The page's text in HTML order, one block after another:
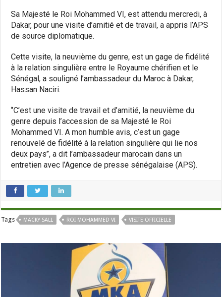
Sa Majesté le Roi Mohammed VI, est attendu mercredi, à
Dakar, pour une visite d’amitié et de travail, a appris l’APS
de source diplomatique.
Cette visite, la neuvième du genre, est un gage de fidélité
à la relation singulière entre le Royaume chérifien et le
Sénégal, a souligné l’ambassadeur du Maroc à Dakar,
Hassan Naciri.
‘’C’est une visite de travail et d’amitié, la neuvième du
genre depuis l’accession de sa Majesté le Roi
Mohammed VI. A mon humble avis, c’est un gage
renouvelé de fidélité à la relation singulière qui lie nos
deux pays’’, a dit l’ambassadeur marocain dans un
entretien avec l’Agence de presse sénégalaise (APS).
Tags MACKY SALL ROI MOHAMMED VI VISITE OFFICIELLE